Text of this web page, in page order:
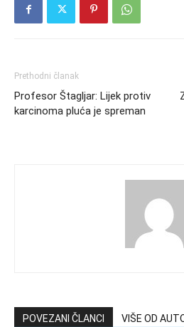
Prethodni članak
Profesor Štagljar: Lijek protiv
karcinoma pluća je spreman
POVEZANI ČLANCI VIŠE OD